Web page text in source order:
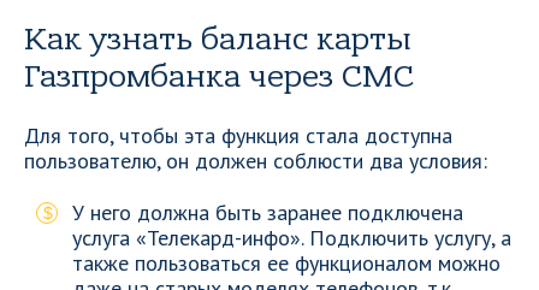
Как узнать баланс карты
Газпромбанка через СМС
Для того, чтобы эта функция стала доступна
пользователю, он должен соблюсти два условия:
У него должна быть заранее подключена
услуга «Телекард-инфо». Подключить услугу, а
также пользоваться ее функционалом можно